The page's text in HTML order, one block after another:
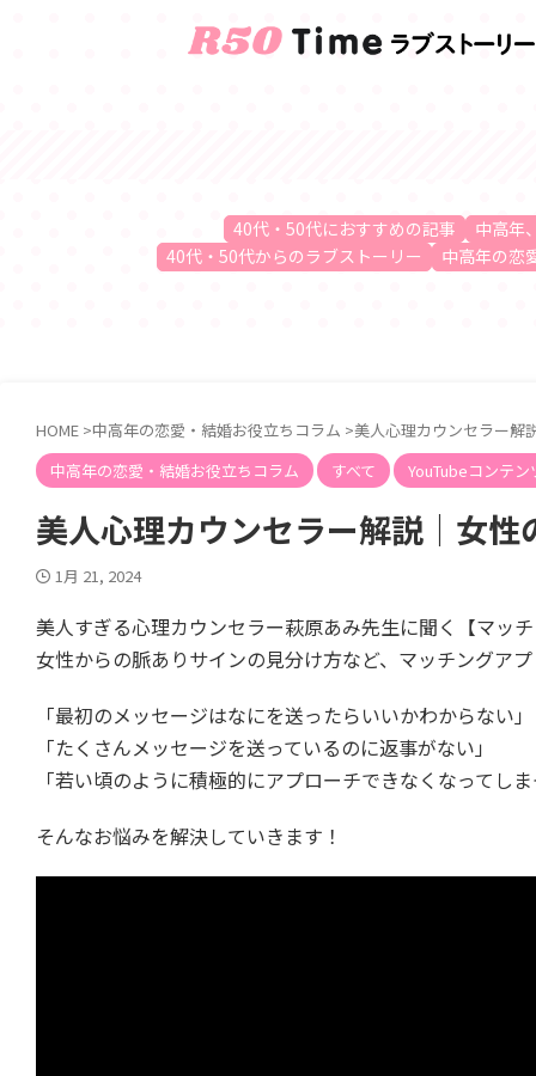
40代・50代におすすめの記事
中高年
40代・50代からのラブストーリー
中高年の恋
HOME >中高年の恋愛・結婚お役立ちコラム >美人心理カウンセラー解
中高年の恋愛・結婚お役立ちコラム
すべて YouTubeコンテン
美人心理カウンセラー解説｜女
1月 21, 2024
美人すぎる心理カウンセラー萩原あみ先生に聞く【マッ
女性からの脈ありサインの見分け方など、マッチングア
「最初のメッセージはなにを送ったらいいかわからない」
「たくさんメッセージを送っているのに返事がない」
「若い頃のように積極的にアプローチできなくなってし
そんなお悩みを解決していきます！